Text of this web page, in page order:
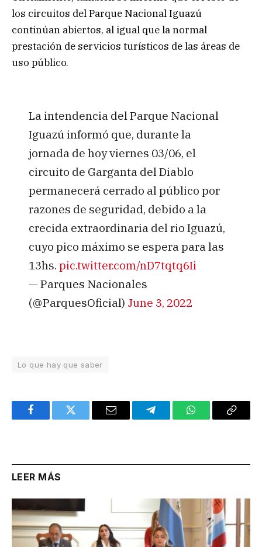
los circuitos del Parque Nacional Iguazú
continúan abiertos, al igual que la normal
prestación de servicios turísticos de las áreas de
uso público.
La intendencia del Parque Nacional
Iguazú informó que, durante la
jornada de hoy viernes 03/06, el
circuito de Garganta del Diablo
permanecerá cerrado al público por
razones de seguridad, debido a la
crecida extraordinaria del rio Iguazú,
cuyo pico máximo se espera para las
13hs. pic.twitter.com/nD7tqtq6Ii
— Parques Nacionales
(@ParquesOficial) June 3, 2022
Lo que hay que saber
FacebookTwitter Email TelegramWhatsAppCopy
LEER MÁS